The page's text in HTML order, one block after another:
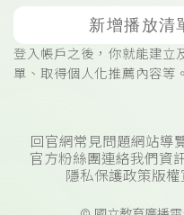
新增播放清
登入帳戶之後，你就能建立
單、取得個人化推薦內容等。
回官網常見問題網站導
官方粉絲團連絡我們 資
隱私保護政策版權